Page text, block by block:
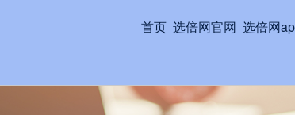
首页 选倍网官网 选倍网